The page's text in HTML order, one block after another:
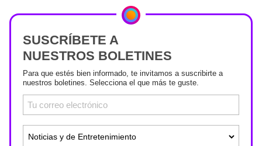
SUSCRÍBETE A
NUESTROS BOLETINES
Para que estés bien informado, te invitamos a suscribirte a
nuestros boletines. Selecciona el que más te guste.